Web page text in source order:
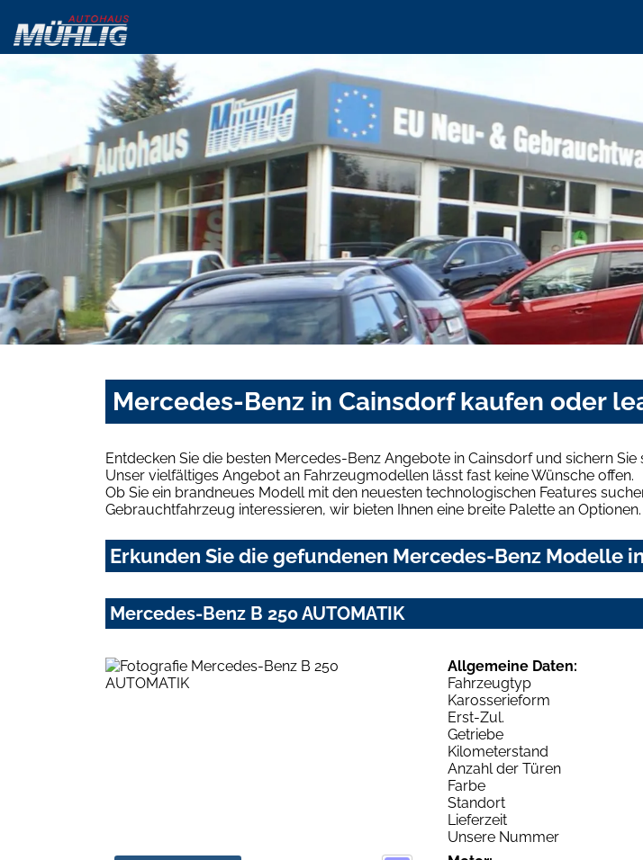
Mercedes-Benz in Cainsdorf kaufen oder
Entdecken Sie die besten Mercedes-Benz Angebote in Cainsdorf und sichern Sie
Unser vielfältiges Angebot an Fahrzeugmodellen lässt fast keine Wünsche offen.
Ob Sie ein brandneues Modell mit den neuesten technologischen Features
Gebrauchtfahrzeug interessieren, wir bieten Ihnen eine breite Palette an Optionen.
Erkunden Sie die gefundenen Mercedes-Benz Modelle
Mercedes-Benz B 250 AUTOMATIK
Allgemeine Daten:
Fahrzeugtyp
Karosserieform
Erst-Zul.
Getriebe
Kilometerstand
Anzahl der Türen
Farbe
Standort
Lieferzeit
Unsere Nummer